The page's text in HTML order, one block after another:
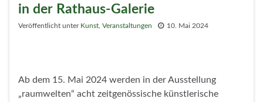
in der Rathaus-Galerie
Veröffentlicht unter Kunst Veranstaltungen 10. Mai 2024
Ab dem 15. Mai 2024 werden in der Ausstellung
„raumwelten“ acht zeitgenössische künstlerische